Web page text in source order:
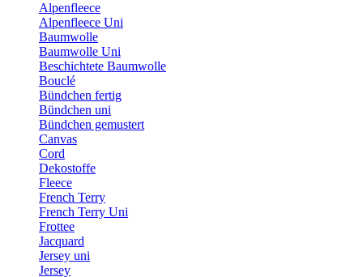
Alpenfleece
Alpenfleece Uni
Baumwolle
Baumwolle Uni
Beschichtete Baumwolle
Bouclé
Bündchen fertig
Bündchen uni
Bündchen gemustert
Canvas
Cord
Dekostoffe
Fleece
French Terry
French Terry Uni
Frottee
Jacquard
Jersey uni
Jersey